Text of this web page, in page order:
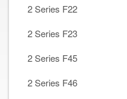
2 Series F22
2 Series F23
2 Series F45
2 Series F46